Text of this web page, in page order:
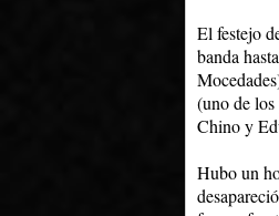
El festejo
banda
(uno de los
Chino y
Hubo un